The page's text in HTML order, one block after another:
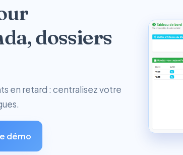
dossiers
en retard : centralisez votre
démo